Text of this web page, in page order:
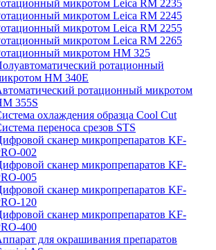
микротом Leica RM 2235
микротом Leica RM 2245
микротом Leica RM 2255
микротом Leica RM 2265
микротом HM 325
ротационный
HM 340E
ротационный микротом
355S
охлаждения образца Cool Cut
переноса срезов STS
сканер микропрепаратов KF-
002
сканер микропрепаратов KF-
005
сканер микропрепаратов KF-
120
сканер микропрепаратов KF-
400
для окрашивания препаратов